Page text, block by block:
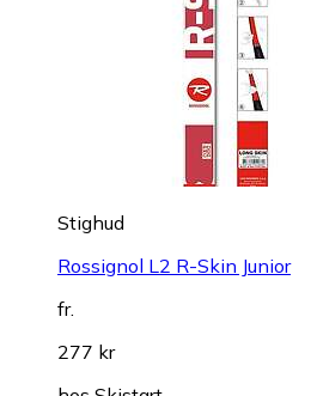
Stighud
Rossignol L2 R-Skin Junior
fr.
277 kr